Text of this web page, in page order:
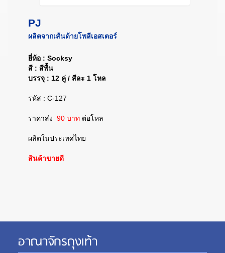
PJ
ผลิตจากเส้นด้ายโพลีเอสเตอร์
ยี่ห้อ : Socksy
สี : สีพื้น
บรรจุ : 12 คู่ / สีละ 1 โหล
รหัส : C-127
ราคาส่ง 90 บาท ต่อโหล
ผลิตในประเทศไทย
สินค้าขายดี
อาณาจักรถุงเท้า